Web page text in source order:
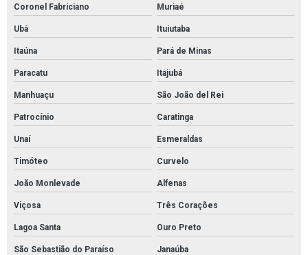
Tubo aço inox preço
Tubos de aço carbono
Tubos de aço carbono preço
Tubos de aço carbono valor
Tubos e conexões de cobre
Válvula borboleta 4 com atuador pneumático
Válvula de retenção 2 polegadas preço
Válvula de retenção 4 polegadas flangeada
Válvula globo
Válvula globo em aço inox
Coronel Fabriciano Muriaé
Ubá Ituiutaba
Itaúna Pará de Minas
Paracatu Itajubá
Manhuaçu São João del Rei
Patrocínio Caratinga
Unaí Esmeraldas
Timóteo Curvelo
João Monlevade Alfenas
Viçosa Três Corações
Lagoa Santa Ouro Preto
São Sebastião do Paraíso Janaúba